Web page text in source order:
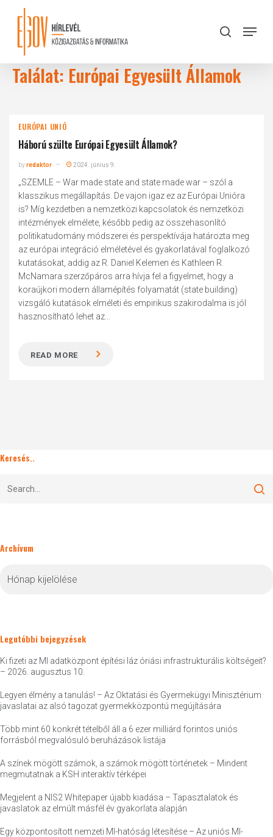
content
search
Menu
Találat: Európai Egyesült Államok
EURÓPAI UNIÓ
Háború szülte Európai Egyesült Államok?
byredaktor 2024. június 9.
„SZEMLE – War made state and state made war – szól a
klasszikus megállapítás. De vajon igaz ez az Európai Unióra
is? Míg kezdetben a nemzetközi kapcsolatok és nemzetközi
intézmények elmélete, később pedig az összehasonlító
politikatudomány módszerei és perspektívája határozta meg
az európai integráció elméletével és gyakorlatával foglalkozó
kutatásokat, addig az R. Daniel Kelemen és Kathleen R.
McNamara szerzőpáros arra hívja fel a figyelmet, hogy a
koraújkori modern államépítés folyamatát (state building)
vizsgáló kutatások elméleti és empirikus szakirodalma is jól
hasznosítható lehet az...
READ MORE
Keresés..
Archívum
Legutóbbi bejegyzések
Ki fizeti az MI adatközpont építési láz óriási infrastrukturális költségeit?
– 2026. augusztus 10.
Legyen élmény a tanulás! – Az Oktatási és Gyermekügyi Minisztérium
javaslatai az alsó tagozat gyermekközpontú megújítására
Több mint 60 konkrét tételből áll a 6 ezer milliárd forintos uniós
forrásból megvalósuló beruházások listája
A színek mögött számok, a számok mögött történetek – Mindent
megmutatnak a KSH interaktív térképei
Megjelent a NIS2 Whitepaper újabb kiadása – Tapasztalatok és
javaslatok az elmúlt másfél év gyakorlata alapján
Egy központosított nemzeti MI-hatóság létesítése – Az uniós MI-
Close